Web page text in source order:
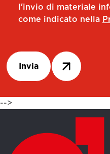
l'invio di materiale
come indicato nella
Invia
-->